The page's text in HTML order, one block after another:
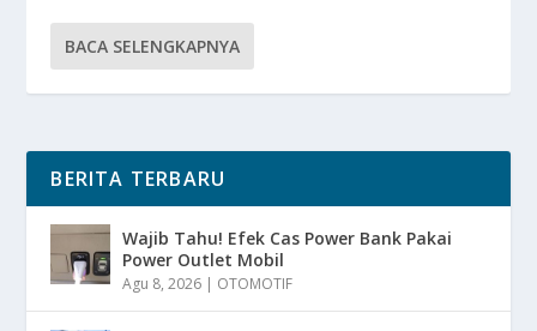
BACA SELENGKAPNYA
BERITA TERBARU
Wajib Tahu! Efek Cas Power Bank Pakai
Power Outlet Mobil
Agu 8, 2026 | OTOMOTIF